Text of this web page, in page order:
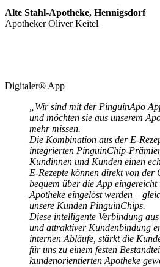
Alte Stahl-Apotheke, Hennigsdorf
Apotheker Oliver Keitel
Digitaler® App
„Wir sind mit der PinguinApo
und möchten sie aus unserem
mehr missen.
Die Kombination aus der E-
integrierten PinguinChip-
Kundinnen und Kunden einen
E-Rezepte können direkt von der
bequem über die App
Apotheke eingelöst werden –
unsere Kunden PinguinChips.
Diese intelligente Verbindung
und attraktiver Kundenbindung
internen Abläufe, stärkt die
für uns zu einem festen
kundenorientierten Apotheke